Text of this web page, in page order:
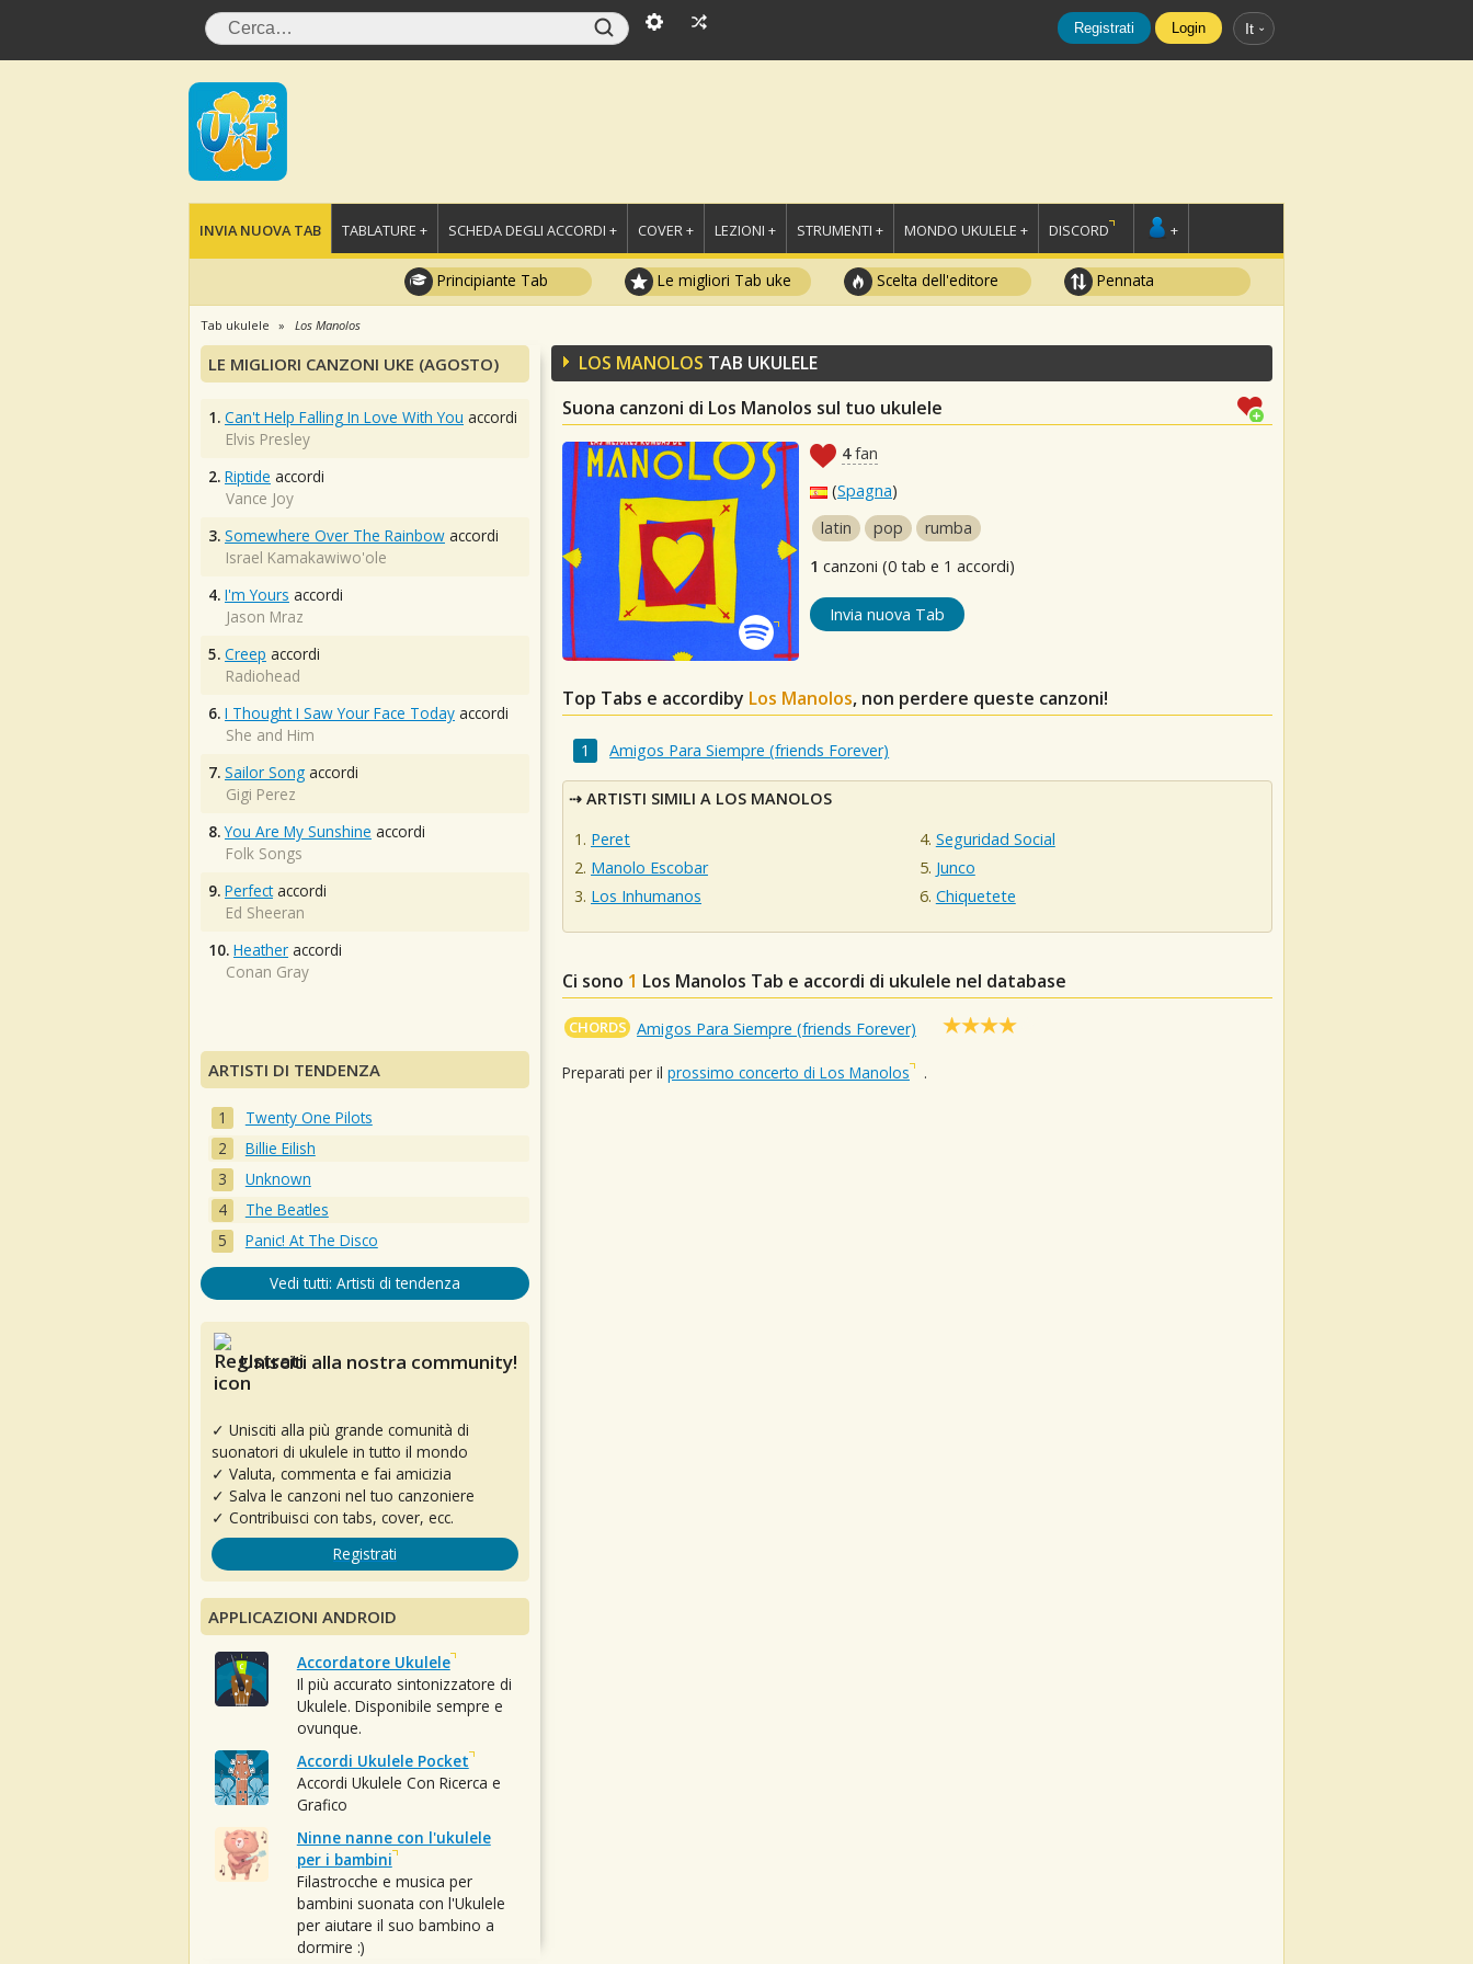
Registrati Login It
INVIA NUOVA TAB TABLATURE + SCHEDA DEGLI ACCORDI + COVER + LEZIONI + STRUMENTI + MONDO UKULELE + DISCORD +
Principiante Tab Le migliori Tab uke Scelta dell'editore Pennata
Tab ukulele Los Manolos
LOS MANOLOS TAB UKULELE
Suona canzoni di Los Manolos sul tuo ukulele
4fan
(Spagna)
latin
pop
rumba
1 canzoni (0 tab e 1 accordi)
Invia nuova Tab
Top Tabs e accordiby Los Manolos, non perdere queste canzoni!
Amigos Para Siempre (friends Forever)
ARTISTI SIMILI A LOS MANOLOS
Peret
Manolo Escobar
Los Inhumanos
Seguridad Social
Junco
Chiquetete
Ci sono 1 Los Manolos Tab e accordi di ukulele nel database
CHORDS Amigos Para Siempre (friends Forever)
Preparati per il prossimo concerto di Los Manolos .
LE MIGLIORI CANZONI UKE (AGOSTO)
1. Can't Help Falling In Love With You accordi
Elvis Presley
2. Riptide accordi
Vance Joy
3. Somewhere Over The Rainbow accordi
Israel Kamakawiwo'ole
4. I'm Yours accordi
Jason Mraz
5. Creep accordi
Radiohead
6. I Thought I Saw Your Face Today accordi
She and Him
7. Sailor Song accordi
Gigi Perez
8. You Are My Sunshine accordi
Folk Songs
9. Perfectaccordi
Ed Sheeran
10. Heather accordi
Conan Gray
ARTISTI DI TENDENZA
Twenty One Pilots
Billie Eilish
Unknown
The Beatles
Panic! At The Disco
Vedi tutti: Artisti di tendenza
Unisciti alla nostra community!
✓ Unisciti alla più grande comunità di
suonatori di ukulele in tutto il mondo
✓ Valuta, commenta e fai amicizia
✓ Salva le canzoni nel tuo canzoniere
✓ Contribuisci con tabs, cover, ecc.
Registrati
APPLICAZIONI ANDROID
Accordatore Ukulele
Il più accurato sintonizzatore di
Ukulele. Disponibile sempre e
ovunque.
Accordi Ukulele Pocket
Accordi Ukulele Con Ricerca e
Grafico
Ninne nanne con l'ukulele
per i bambini
Filastrocche e musica per
bambini suonata con l'Ukulele
per aiutare il suo bambino a
dormire :)